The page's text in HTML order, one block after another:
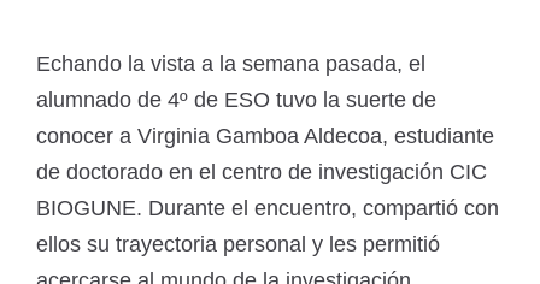
Echando la vista a la semana pasada, el
alumnado de 4º de ESO tuvo la suerte de
conocer a Virginia Gamboa Aldecoa, estudiante
de doctorado en el centro de investigación CIC
BIOGUNE. Durante el encuentro, compartió con
ellos su trayectoria personal y les permitió